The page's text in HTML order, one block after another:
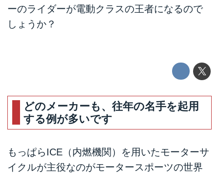
ーのライダーが電動クラスの王者になるので
しょうか？
どのメーカーも、往年の名手を起用
する例が多いです
もっぱらICE（内燃機関）を用いたモーターサ
イクルが主役なのがモータースポーツの世界